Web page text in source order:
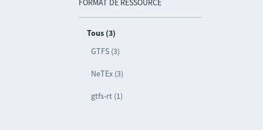
FORMAT DE RESSOURCE
Tous (3)
GTFS (3)
NeTEx (3)
gtfs-rt (1)